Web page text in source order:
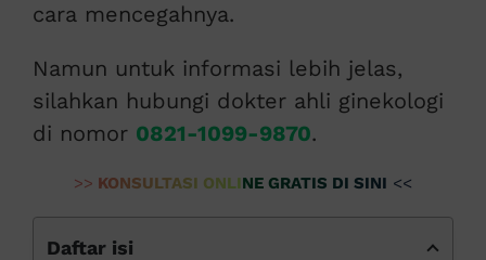
cara mencegahnya.
Namun untuk informasi lebih jelas,
silahkan hubungi dokter ahli ginekologi
di nomor 0821-1099-9870.
>> KONSULTASI ONLINE GRATIS DI SINI <<
Daftar isi